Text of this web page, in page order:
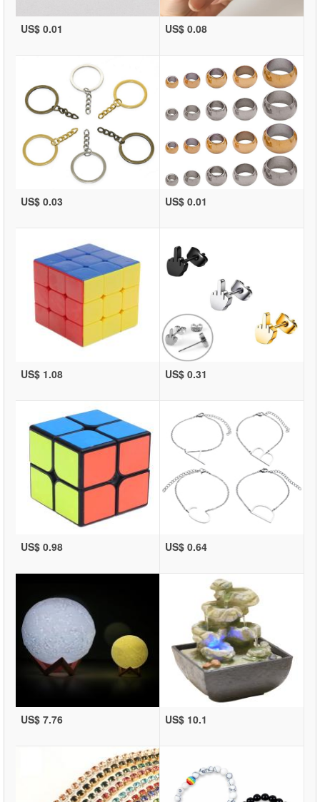
US$ 0.01 US$ 0.08
US$ 0.03 US$ 0.01
US$ 1.08 US$ 0.31
US$ 0.98 US$ 0.64
US$ 7.76 US$ 10.1